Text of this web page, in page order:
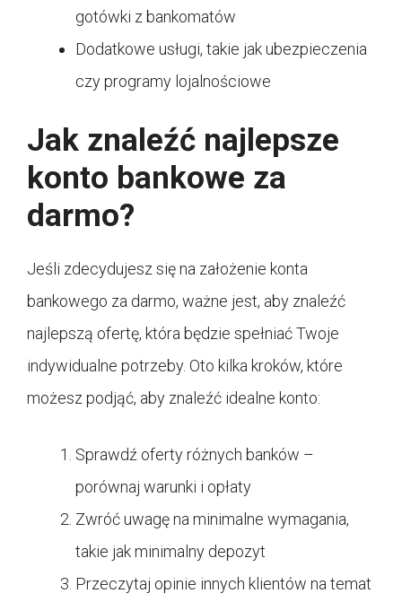
gotówki z bankomatów
Dodatkowe usługi, takie jak ubezpieczenia
czy programy lojalnościowe
Jak znaleźć najlepsze
konto bankowe za
darmo?
Jeśli zdecydujesz się na założenie konta
bankowego za darmo, ważne jest, aby znaleźć
najlepszą ofertę, która będzie spełniać Twoje
indywidualne potrzeby. Oto kilka kroków, które
możesz podjąć, aby znaleźć idealne konto:
Sprawdź oferty różnych banków –
porównaj warunki i opłaty
Zwróć uwagę na minimalne wymagania,
takie jak minimalny depozyt
Przeczytaj opinie innych klientów na temat